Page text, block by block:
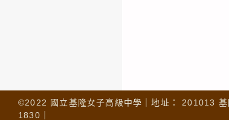
©2022 國立基隆女子高級中學｜地址： 201013
1830｜